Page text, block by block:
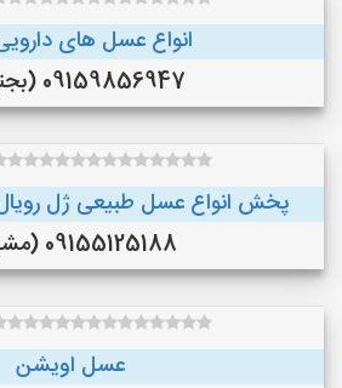
انواع عسل های
09159856947 (بجنورد )
پخش انواع عسل طبیعی ژل
09155125188 (مشهد )
عسل اویشن